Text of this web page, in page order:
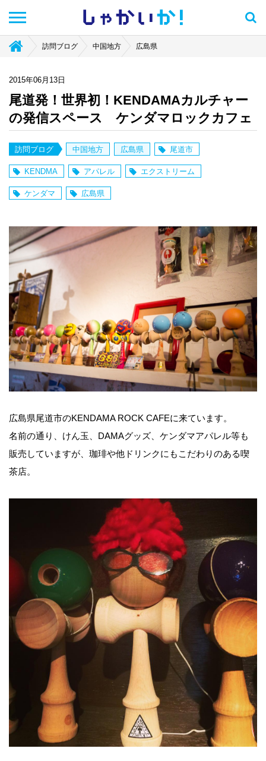
しゃかい か！
訪問ブログ 中国地方 広島県
2015年06月13日
尾道発！世界初！KENDAMAカルチャー
の発信スペース ケンダマロックカフェ
訪問ブログ 中国地方 広島県 尾道市
KENDMA アパレル エクストリーム
ケンダマ 広島県
広島県尾道市のKENDAMA ROCK CAFEに来ています。
名前の通り、けん玉、DAMAグッズ、ケンダマアパレル等も
販売していますが、珈琲や他ドリンクにもこだわりのある喫
茶店。